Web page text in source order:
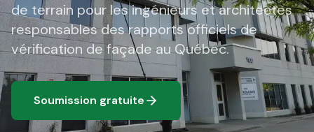
de terrain pour les ingénieurs et architectes
responsables des rapports officiels de
vérification de façade au Québec.
Soumission gratuite